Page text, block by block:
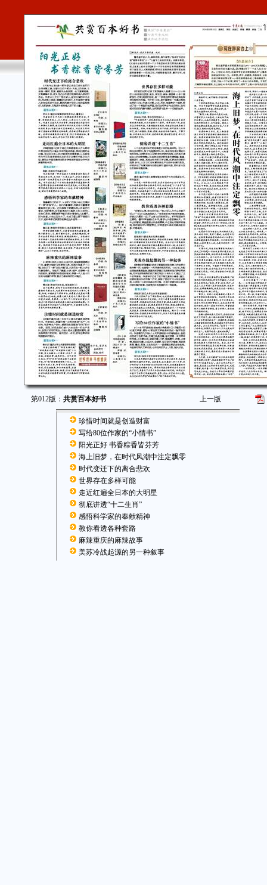
第012版： 共赏百本好书 上一版
珍惜时间就是创造财富
写给80位作家的“小情书”
阳光正好 书香粽香皆芬芳
海上旧梦，在时代风潮中注定飘零
时代变迁下的离合悲欢
世界存在多样可能
走近红遍全日本的大明星
彻底讲透“十二生肖”
感悟科学家的奉献精神
教你看透各种套路
麻辣重庆的麻辣故事
美苏冷战起源的另一种叙事